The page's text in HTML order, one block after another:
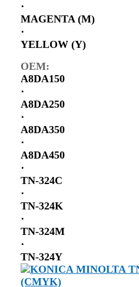
⋅
MAGENTA (M)
⋅
YELLOW (Y)
OEM:
A8DA150
⋅
A8DA250
⋅
A8DA350
⋅
A8DA450
⋅
TN-324C
⋅
TN-324K
⋅
TN-324M
⋅
TN-324Y